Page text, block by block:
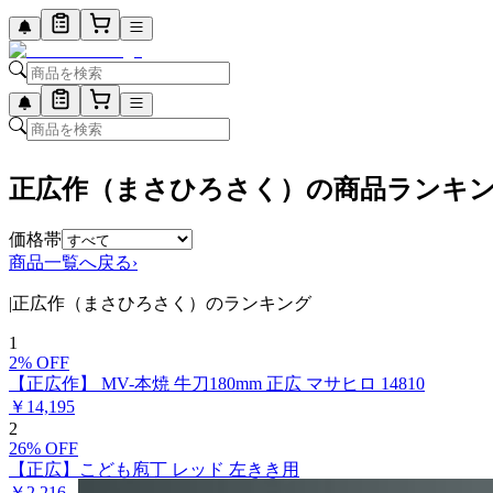
正広作（まさひろさく）の商品ランキ
価格帯
商品一覧へ戻る›
|正広作（まさひろさく）のランキング
1
2% OFF
【正広作】 MV-本焼 牛刀180mm 正広 マサヒロ 14810
￥ 14,195
2
26% OFF
【正広】こども庖丁 レッド 左きき用